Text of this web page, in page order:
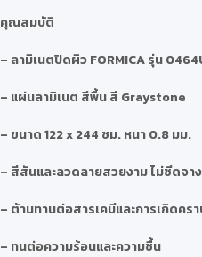
คุณสมบัติ
– ลามิเนตปิดผิว FORMICA รุ่น
– แผ่นลามิเนต สีพื้น สี Graystone
– ขนาด 122 x 244 ซม. หนา 0.8 มม.
– สีสันและลวดลายสวยงาม ไม่ซีดจา
– ต้านทานต่อสารเคมีและการเกิดคร
– ทนต่อความร้อนและความชื้น